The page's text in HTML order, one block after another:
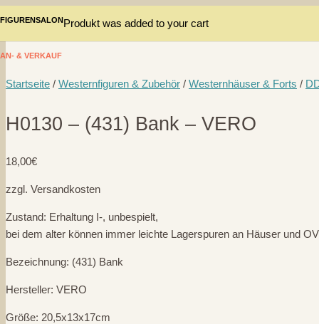
FIGURENSALON
AN- & VERKAUF
Produkt was added to your cart
Startseite / Westernfiguren & Zubehör / Westernhäuser & Forts /
H0130 – (431) Bank – VERO
18,00€
zzgl. Versandkosten
Zustand: Erhaltung I-, unbespielt,
bei dem alter können immer leichte Lagerspuren an Häuser und
Bezeichnung: (431) Bank
Hersteller: VERO
Größe: 20,5x13x17cm